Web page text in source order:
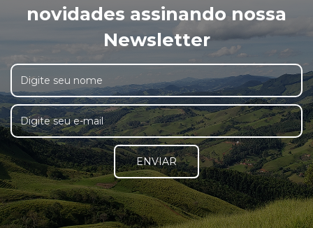
novidades assinando nossa
Newsletter
ENVIAR